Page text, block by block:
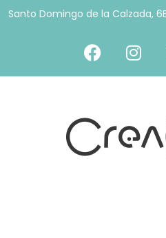
Santo Domingo de la Calzada,